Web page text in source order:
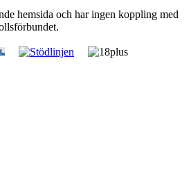
hemsida och har ingen koppling med